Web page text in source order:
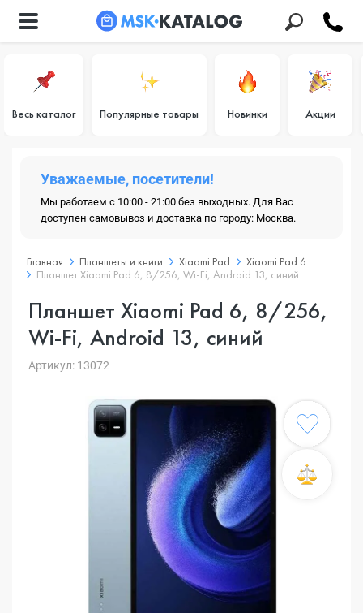
Весь каталог Популярные товары Новинки Акции
Уважаемые, посетители!
Мы работаем с 10:00 - 21:00 без выходных. Для Вас
доступен самовывоз и доставка по городу: Москва.
Главная Планшеты и книги Xiaomi Pad
Xiaomi Pad 6
Планшет Xiaomi Pad 6, 8/256, Wi-Fi, Android 13, синий
Планшет Xiaomi Pad 6, 8/256,
Wi-Fi, Android 13, синий
Артикул: 13072